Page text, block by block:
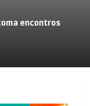
encontros